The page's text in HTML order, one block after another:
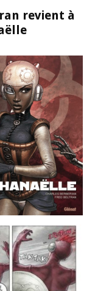
revient à